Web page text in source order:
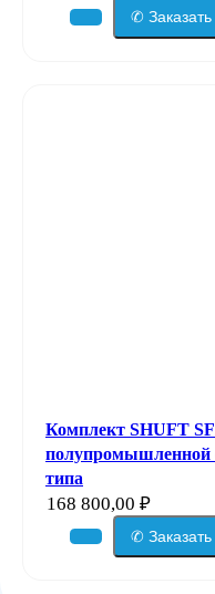
✆ Заказать
Комплект SHUFT
полупромышленной
типа
168 800,00 ₽
✆ Заказать